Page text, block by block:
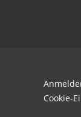
Cookie-